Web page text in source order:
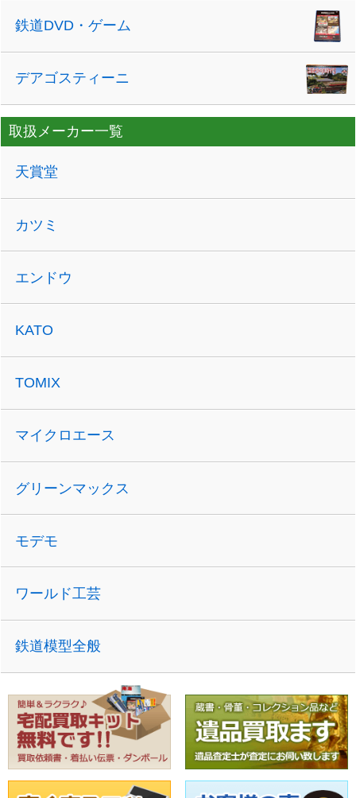
鉄道DVD・ゲーム
デアゴスティーニ
取扱メーカー一覧
天賞堂
カツミ
エンドウ
KATO
TOMIX
マイクロエース
グリーンマックス
モデモ
ワールド工芸
鉄道模型全般